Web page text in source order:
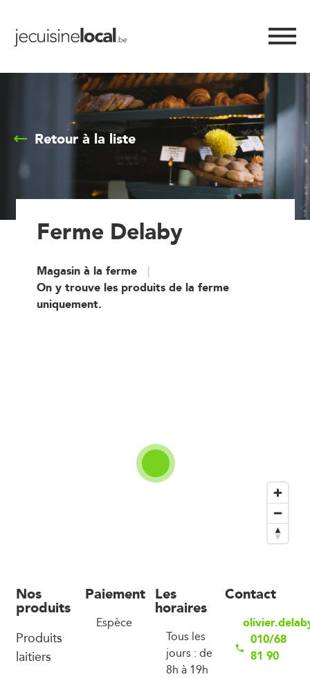
Retour à la liste
Ferme Delaby
Magasin à la ferme
On y trouve les produits de la ferme
uniquement.
Nos
produits
Produits
laitiers
Paiement
Espèce
Les
horaires
Tous les
jours : de
8h à 19h
Contact
010/68
81 90